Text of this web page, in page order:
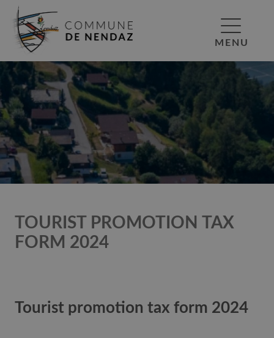
MENU
TOURIST PROMOTION TAX
FORM 2024
Tourist promotion tax form 2024